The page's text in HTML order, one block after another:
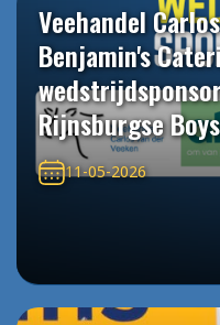
Veehandel
Benjamin's
Rijnsburgse Boys
11-05-2026